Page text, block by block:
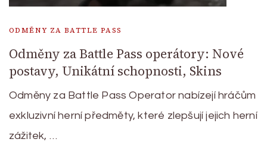
ODMĚNY ZA BATTLE PASS
Odměny za Battle Pass operátory: Nové
postavy, Unikátní schopnosti, Skins
Odměny za Battle Pass Operator nabízejí hráčům
exkluzivní herní předměty, které zlepšují jejich herní
zážitek, …